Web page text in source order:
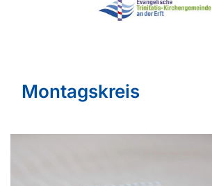
Montagskreis